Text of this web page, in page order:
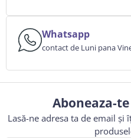
Whatsapp
contact de Luni pana
Aboneaza-
Lasă-ne adresa ta de email